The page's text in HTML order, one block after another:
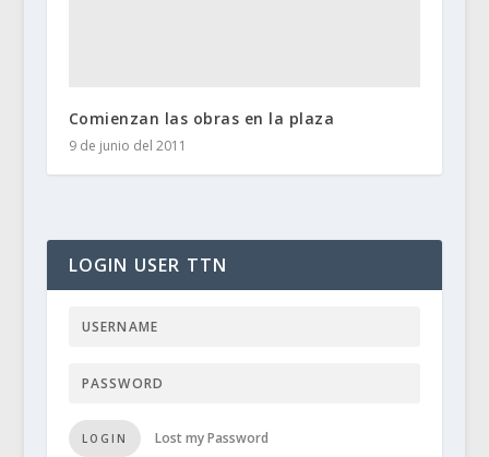
Comienzan las obras en la plaza
9 de junio del 2011
LOGIN USER TTN
LOGIN Lost my Password